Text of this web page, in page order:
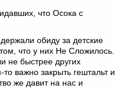
что Осока с
обиду за детские
что у них Не Сложилось.
не быстрее других
важно закрыть гештальт и
же давит на нас и